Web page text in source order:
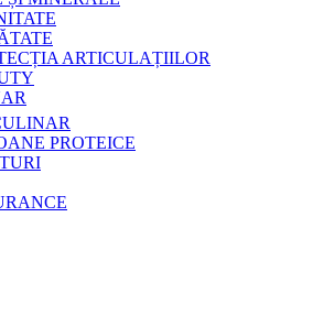
ARTICULAȚIILOR
PROTEICE